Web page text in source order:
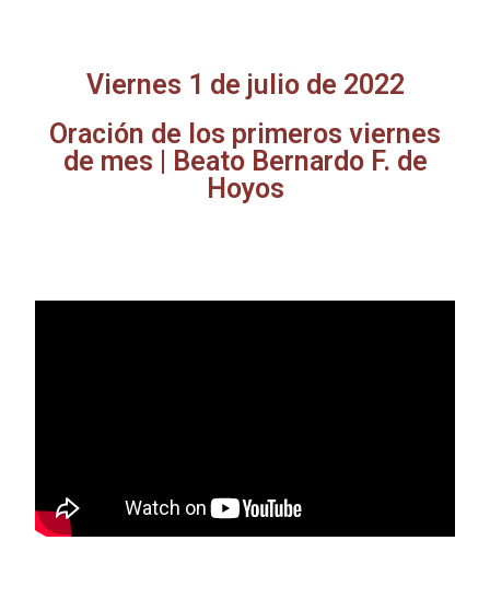
Viernes 1 de julio de 2022
Oración de los primeros viernes
de mes | Beato Bernardo F. de
Hoyos